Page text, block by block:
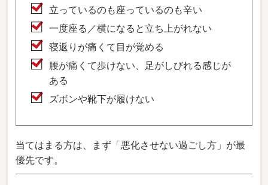
立っているのも座っているのも辛い
一度座る／横になると立ち上がれない
寝返りが痛くて目が覚める
腰が痛くて歩けない、足がしびれる感じが
ある
ズボンや靴下が履けない
当てはまる方は、まず「悪化させない過ごし方」が最
優先です。